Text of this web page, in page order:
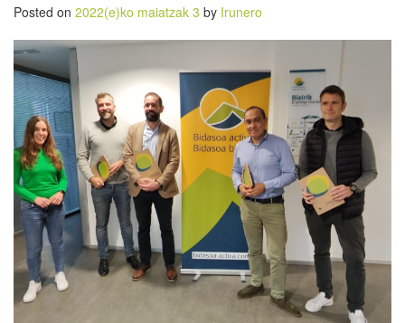
Posted on 2022(e)ko maiatzak 3 by Irunero